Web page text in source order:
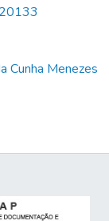
Cunha Menezes